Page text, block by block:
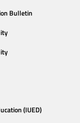
Bulletin
(IUED)